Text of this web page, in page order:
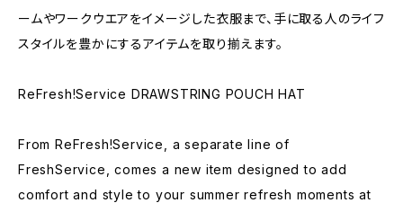
ームやワークウエアをイメージした衣服まで、手に取る人のライフ
スタイルを豊かにするアイテムを取り揃えます。
ReFresh!Service DRAWSTRING POUCH HAT
From ReFresh!Service, a separate line of
FreshService, comes a new item designed to add
comfort and style to your summer refresh moments at